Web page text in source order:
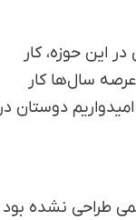
این حوزه، کار
سال‌ها کار
دوستان
طراحی نشده بود